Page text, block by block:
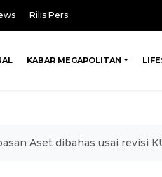
Rilis Pers
KABAR MEGAPOLITAN
Aset dibahas usai revisi